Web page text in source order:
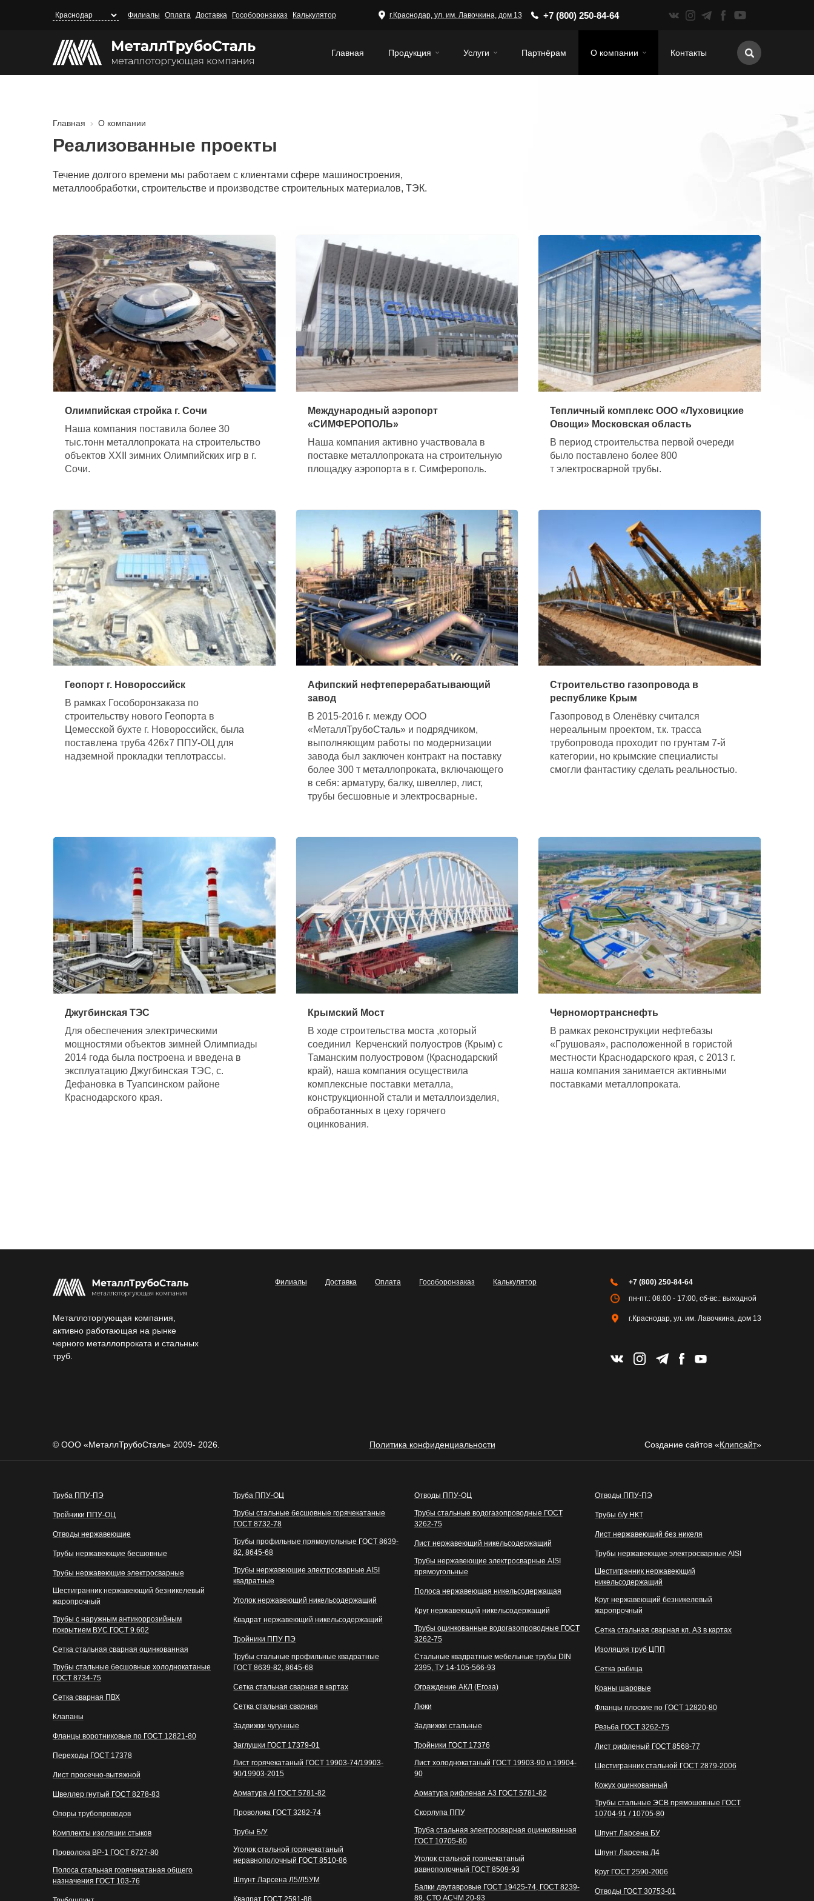
Филиалы Оплата Доставка Гособоронзаказ Калькулятор г.Краснодар, ул. им. Лавочкина, дом 13 +7 (800) 250-84-64
Главная Продукция Услуги Партнёрам О компании Контакты
Строка
навигации
Главная О компании
Реализованные проекты
Течение долгого времени мы работаем с клиентами сфере машиностроения,
металлообработки, строительстве и производстве строительных материалов, ТЭК.
Олимпийская стройка г. Сочи
Наша компания поставила более 30
тыс.тонн металлопроката на строительство
объектов XXII зимних Олимпийских игр в г.
Сочи.
Международный аэропорт
«СИМФЕРОПОЛЬ»
Наша компания активно участвовала в
поставке металлопроката на строительную
площадку аэропорта в г. Симферополь.
Тепличный комплекс ООО «Луховицкие
Овощи» Московская область
В период строительства первой очереди
было поставлено более 800
т электросварной трубы.
Геопорт г. Новороссийск
В рамках Гособоронзаказа по
строительству нового Геопорта в
Цемесской бухте г. Новороссийск, была
поставлена труба 426х7 ППУ-ОЦ для
надземной прокладки теплотрассы.
Афипский нефтеперерабатывающий
завод
В 2015-2016 г. между ООО
«МеталлТрубоСталь» и подрядчиком,
выполняющим работы по модернизации
завода был заключен контракт на поставку
более 300 т металлопроката, включающего
в себя: арматуру, балку, швеллер, лист,
трубы бесшовные и электросварные.
Строительство газопровода в
республике Крым
Газопровод в Оленёвку считался
нереальным проектом, т.к. трасса
трубопровода проходит по грунтам 7‑й
категории, но крымские специалисты
смогли фантастику сделать реальностью.
Джугбинская ТЭС
Для обеспечения электрическими
мощностями объектов зимней Олимпиады
2014 года была построена и введена в
эксплуатацию Джугбинская ТЭС, с.
Дефановка в Туапсинском районе
Краснодарского края.
Крымский Мост
В ходе строительства моста ,который
соединил Керченский полуостров (Крым) с
Таманским полуостровом (Краснодарский
край), наша компания осуществила
комплексные поставки металла,
конструкционной стали и металлоизделия,
обработанных в цеху горячего
оцинкования.
Черномортранснефть
В рамках реконструкции нефтебазы
«Грушовая», расположенной в гористой
местности Краснодарского края, с 2013 г.
наша компания занимается активными
поставками металлопроката.
Металлоторгующая компания,
активно работающая на рынке
черного металлопроката и стальных
труб.
Филиалы Доставка Оплата Гособоронзаказ Калькулятор
+7 (800) 250-84-64
пн-пт.: 08:00 - 17:00, сб-вс.: выходной
г.Краснодар, ул. им. Лавочкина, дом 13
© ООО «МеталлТрубоСталь» 2009- 2026. Политика конфиденциальности Создание сайтов «Клипсайт»
Труба ППУ-ПЭ
Тройники ППУ-ОЦ
Отводы нержавеющие
Трубы нержавеющие бесшовные
Трубы нержавеющие электросварные
Шестигранник нержавеющий безникелевый
жаропрочный
Трубы с наружным антикоррозийным
покрытием ВУС ГОСТ 9.602
Сетка стальная сварная оцинкованная
Трубы стальные бесшовные холоднокатаные
ГОСТ 8734-75
Сетка сварная ПВХ
Клапаны
Фланцы воротниковые по ГОСТ 12821-80
Переходы ГОСТ 17378
Лист просечно-вытяжной
Швеллер гнутый ГОСТ 8278-83
Опоры трубопроводов
Комплекты изоляции стыков
Проволока ВР-1 ГОСТ 6727-80
Полоса стальная горячекатаная общего
назначения ГОСТ 103-76
Труба ППУ-ОЦ
Трубы стальные бесшовные горячекатаные
ГОСТ 8732-78
Трубы профильные прямоугольные ГОСТ 8639-
82, 8645-68
Трубы нержавеющие электросварные AISI
квадратные
Уголок нержавеющий никельсодержащий
Квадрат нержавеющий никельсодержащий
Тройники ППУ ПЭ
Трубы стальные профильные квадратные
ГОСТ 8639-82, 8645-68
Сетка стальная сварная в картах
Сетка стальная сварная
Задвижки чугунные
Заглушки ГОСТ 17379-01
Лист горячекатаный ГОСТ 19903-74/19903-
90/19903-2015
Арматура АI ГОСТ 5781-82
Проволока ГОСТ 3282-74
Трубы Б/У
Уголок стальной горячекатаный
неравнополочный ГОСТ 8510-86
Шпунт Ларсена Л5/Л5УМ
Квадрат ГОСТ 2591-88
Отводы ППУ-ОЦ
Трубы стальные водогазопроводные ГОСТ
3262-75
Лист нержавеющий никельсодержащий
Трубы нержавеющие электросварные AISI
прямоугольные
Полоса нержавеющая никельсодержащая
Круг нержавеющий никельсодержащий
Трубы оцинкованные водогазопроводные ГОСТ
3262-75
Стальные квадратные мебельные трубы DIN
2395, ТУ 14-105-566-93
Ограждение АКЛ (Егоза)
Люки
Задвижки стальные
Тройники ГОСТ 17376
Лист холоднокатаный ГОСТ 19903-90 и 19904-
90
Арматура рифленая А3 ГОСТ 5781-82
Скорлупа ППУ
Труба стальная электросварная оцинкованная
ГОСТ 10705-80
Уголок стальной горячекатаный
равнополочный ГОСТ 8509-93
Балки двутавровые ГОСТ 19425-74, ГОСТ 8239-
89, СТО АСЧМ 20-93
Отводы ППУ-ПЭ
Трубы б/у НКТ
Лист нержавеющий без никеля
Трубы нержавеющие электросварные AISI
Шестигранник нержавеющий
никельсодержащий
Круг нержавеющий безникелевый
жаропрочный
Сетка стальная сварная кл. А3 в картах
Изоляция труб ЦПП
Сетка рабица
Краны шаровые
Фланцы плоские по ГОСТ 12820-80
Резьба ГОСТ 3262-75
Лист рифленый ГОСТ 8568-77
Шестигранник стальной ГОСТ 2879-2006
Кожух оцинкованный
Трубы стальные ЭСВ прямошовные ГОСТ
10704-91 / 10705-80
Шпунт Ларсена БУ
Шпунт Ларсена Л4
Круг ГОСТ 2590-2006
Отводы ГОСТ 30753-01